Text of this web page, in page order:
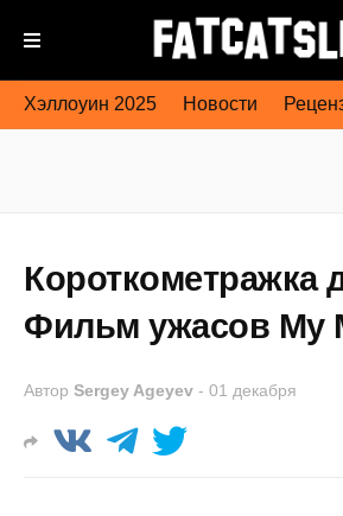
Хэллоуин 2025 Новости
Короткометражка
Фильм ужасов My
Автор Sergey Ageyev - 01 декабря